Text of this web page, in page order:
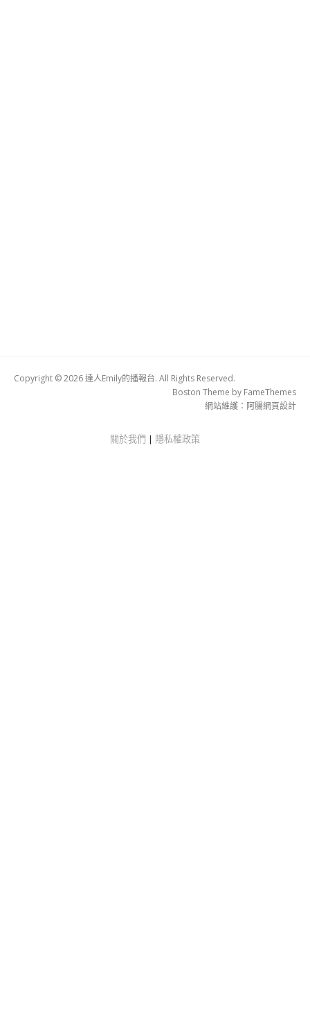
Copyright © 2026 達人Emily的播報台. All Rights Reserved.
Boston Theme by FameThemes
網站維護： 阿腸網頁設計
關於我們 | 隱私權政策